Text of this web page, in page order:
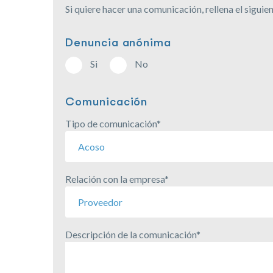
Si quiere hacer una comunicación, rellena el
Denuncia anónima
Si No
Comunicación
Tipo de comunicación*
Acoso
Relación con la empresa*
Proveedor
Descripción de la comunicación*